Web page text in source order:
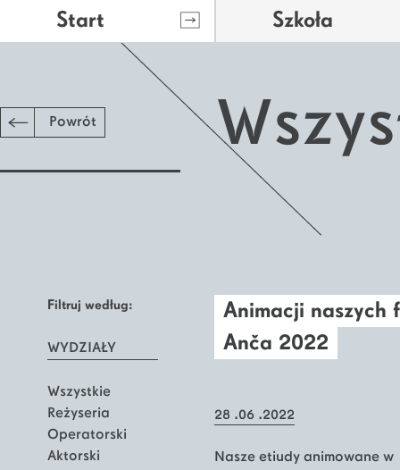
Start Szkoła
Powrót
Filtruj według:
WYDZIAŁY
Wszystkie
Reżyseria
Operatorski
Aktorski
Animacji naszych
Anča 2022
28 .06 .2022
Nasze etiudy animowane